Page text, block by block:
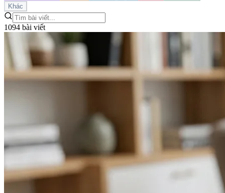
Khác
1094 bài viết